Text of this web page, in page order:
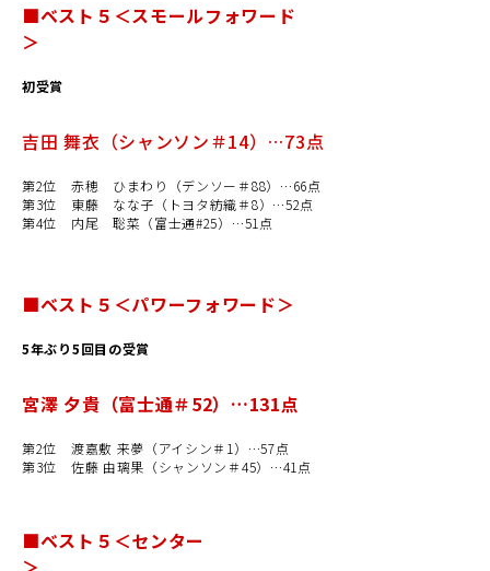
■ベスト５＜スモールフォワード
＞
初受賞
吉田 舞衣（シャンソン＃14）…73点
第2位 赤穂 ひまわり（デンソー＃88）…66点
第3位 東藤 なな子（トヨタ紡織＃8）…52点
第4位 内尾 聡菜（富士通#25）…51点
■ベスト５＜パワーフォワード＞
5年ぶり5回目の受賞
宮澤 夕貴（富士通＃52）…131点
第2位 渡嘉敷 来夢（アイシン＃1）…57点
第3位 佐藤 由璃果（シャンソン＃45）…41点
■ベスト５＜センター